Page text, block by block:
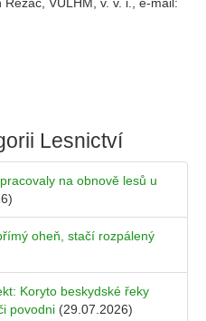
Lesnictví
na obnově lesů u
oheň, stačí rozpálený
Koryto beskydské řeky
povodni (29.07.2026)